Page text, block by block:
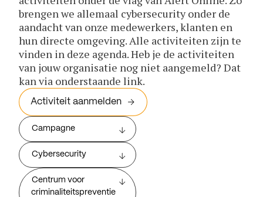
brengen we allemaal cybersecurity onder de
aandacht van onze medewerkers, klanten en
hun directe omgeving. Alle activiteiten zijn te
vinden in deze agenda. Heb je de activiteiten
van jouw organisatie nog niet aangemeld? Dat
kan via onderstaande link.
Activiteit aanmelden
Campagne
Cybersecurity
Centrum voor
criminaliteitspreventie